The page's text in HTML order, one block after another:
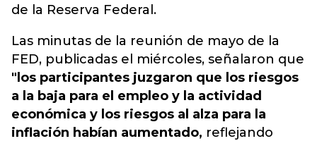
de la Reserva Federal.
Las minutas de la reunión de mayo de la
FED, publicadas el miércoles, señalaron que
"los participantes juzgaron que los riesgos
a la baja para el empleo y la actividad
económica y los riesgos al alza para la
inflación habían aumentado, reflejando